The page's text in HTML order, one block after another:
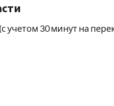
учетом 30 минут на